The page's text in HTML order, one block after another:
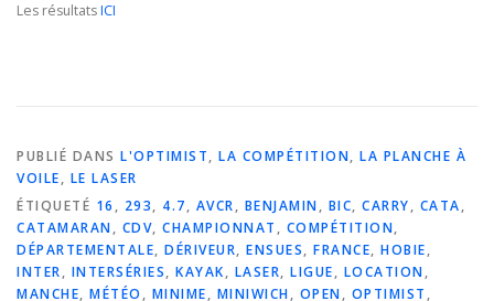
Les résultatsICI
PUBLIÉ DANS L'OPTIMIST, LA COMPÉTITION, LA PLANCHE À
VOILE, LE LASER
ÉTIQUETÉ 16 , 293, 4.7, AVCR, BENJAMIN, BIC, CARRY, CATA,
CATAMARAN, CDV, CHAMPIONNAT , COMPÉTITION,
DÉPARTEMENTALE, DÉRIVEUR, ENSUES, FRANCE, HOBIE,
INTER, INTERSÉRIES, KAYAK, LASER, LIGUE, LOCATION,
MANCHE, MÉTÉO , MINIME, MINIWICH, OPEN, OPTIMIST ,